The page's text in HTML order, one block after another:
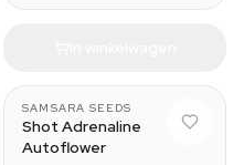
SAMSARA SEEDS
Shot Adrenaline
Autoflower